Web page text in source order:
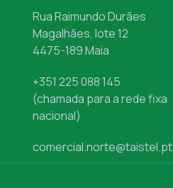
Rua Raimundo Durães
Magalhães, lote 12
4475-189 Maia
+351 225 088 145
(chamada para a rede fixa
nacional)
comercial.norte@taistel.pt